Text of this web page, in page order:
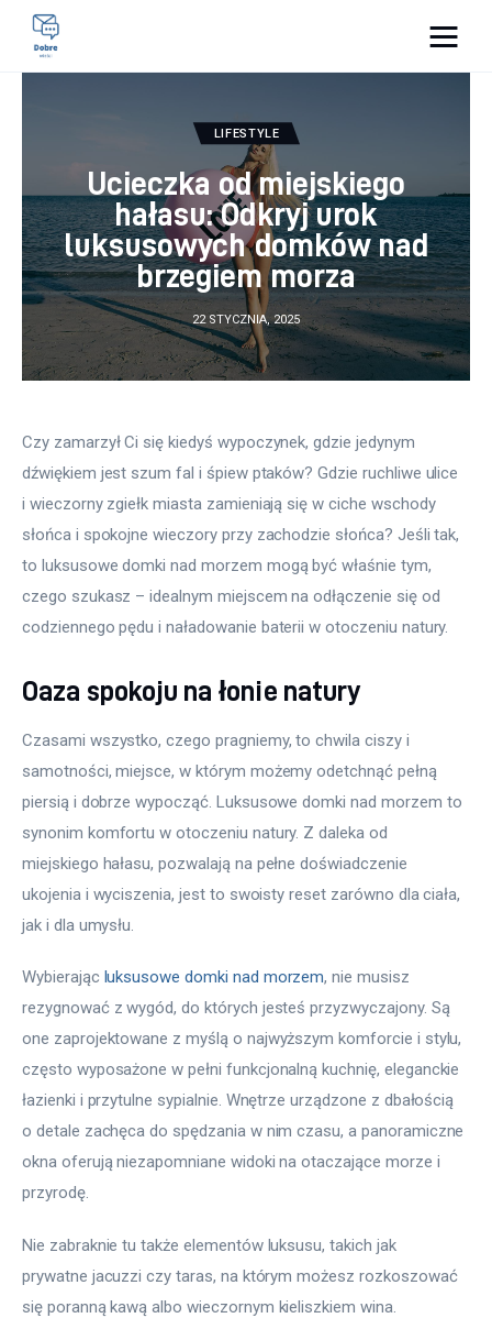
Kunchnia i kulinaria
Zdrowie
Uroda
Więcej
LIFESTYLE
Ucieczka od miejskiego
hałasu: Odkryj urok
luksusowych domków nad
brzegiem morza
22 STYCZNIA, 2025
Czy zamarzył Ci się kiedyś wypoczynek, gdzie jedynym
dźwiękiem jest szum fal i śpiew ptaków? Gdzie ruchliwe ulice
i wieczorny zgiełk miasta zamieniają się w ciche wschody
słońca i spokojne wieczory przy zachodzie słońca? Jeśli tak,
to luksusowe domki nad morzem mogą być właśnie tym,
czego szukasz – idealnym miejscem na odłączenie się od
codziennego pędu i naładowanie baterii w otoczeniu natury.
Oaza spokoju na łonie natury
Czasami wszystko, czego pragniemy, to chwila ciszy i
samotności, miejsce, w którym możemy odetchnąć pełną
piersią i dobrze wypocząć. Luksusowe domki nad morzem to
synonim komfortu w otoczeniu natury. Z daleka od
miejskiego hałasu, pozwalają na pełne doświadczenie
ukojenia i wyciszenia, jest to swoisty reset zarówno dla ciała,
jak i dla umysłu.
Wybierając luksusowe domki nad morzem, nie musisz
rezygnować z wygód, do których jesteś przyzwyczajony. Są
one zaprojektowane z myślą o najwyższym komforcie i stylu,
często wyposażone w pełni funkcjonalną kuchnię, eleganckie
łazienki i przytulne sypialnie. Wnętrze urządzone z dbałością
o detale zachęca do spędzania w nim czasu, a panoramiczne
okna oferują niezapomniane widoki na otaczające morze i
przyrodę.
Nie zabraknie tu także elementów luksusu, takich jak
prywatne jacuzzi czy taras, na którym możesz rozkoszować
się poranną kawą albo wieczornym kieliszkiem wina.